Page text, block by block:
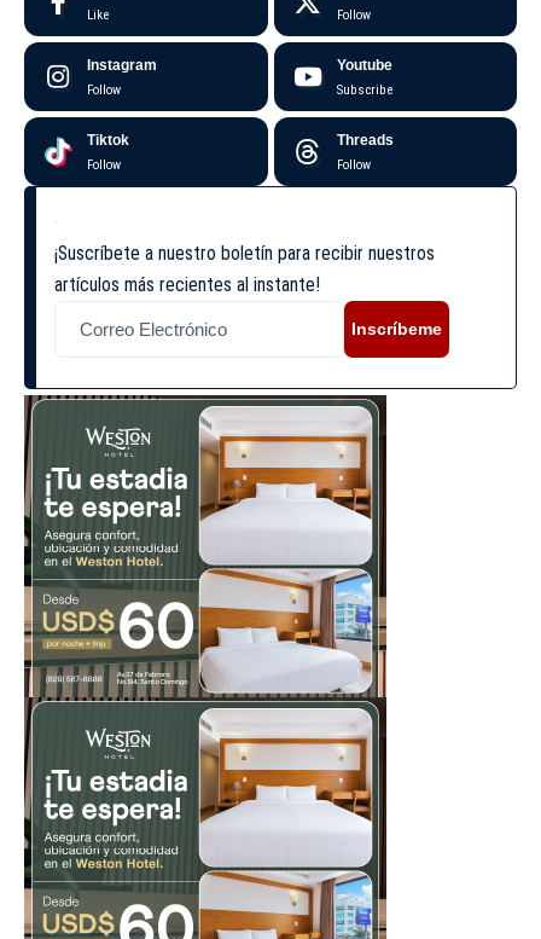
Like Follow
Instagram
Follow
Youtube
Subscribe
Tiktok
Follow
Threads
Follow
¡Suscríbete a nuestro boletín para recibir nuestros
artículos más recientes al instante!
Inscríbeme